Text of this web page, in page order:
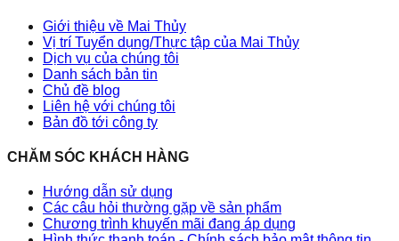
Giới thiệu về Mai Thủy
Vị trí Tuyển dụng/Thực tập của Mai Thủy
Dịch vụ của chúng tôi
Danh sách bản tin
Chủ đề blog
Liên hệ với chúng tôi
Bản đồ tới công ty
CHĂM SÓC KHÁCH HÀNG
Hướng dẫn sử dụng
Các câu hỏi thường gặp về sản phẩm
Chương trình khuyến mãi đang áp dụng